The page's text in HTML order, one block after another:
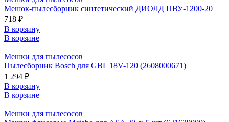
Мешок-пылесборник синтетический ДИОЛД ПВУ-1200-20
718 ₽
В корзину
В корзине
Мешки для пылесосов
Пылесборник Bosch для GBL 18V-120 (2608000671)
1 294 ₽
В корзину
В корзине
Мешки для пылесосов